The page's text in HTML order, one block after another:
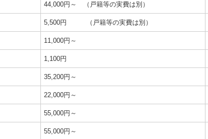
44,000円～ （戸籍等の実費は別）
5,500円 （戸籍等の実費は別）
11,000円～
1,100円
35,200円～
22,000円～
55,000円～
55,000円～